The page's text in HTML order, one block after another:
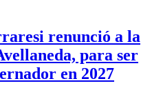
renunció a la
para ser
en 2027